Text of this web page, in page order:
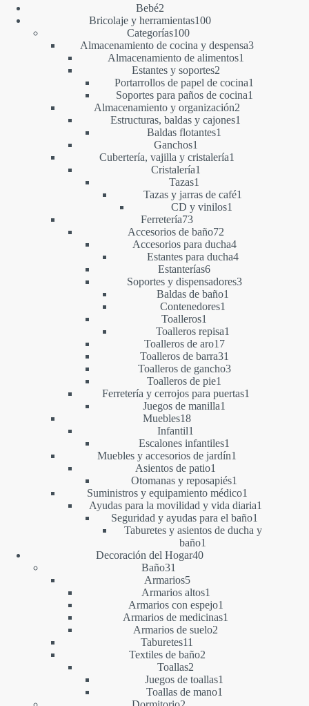
Bebé22
productos
Bricolaje y herramientas100100
Categorías100100
productos
Almacenamiento de cocina y despensa33
Almacenamiento de alimentos1
Estantes y soportes22
productos
Portarrollos de papel de cocina1
Soportes para paños de cocina1
Almacenamiento y organización2
Estructuras, baldas y cajones1
Baldas flotantes1
Ganchos1
producto
Cubertería, vajilla y cristalería1
Cristalería1
Tazas1
producto
Tazas y jarras de café1
CD y vinilos1
Ferretería7373
productos
Accesorios de baño7272
productos
Accesorios para ducha44
productos
Estantes para ducha44
Estanterías66
productos
Soportes y dispensadores33
Baldas de baño1
Contenedores1
Toalleros1
producto
Toalleros repisa1
Toalleros de aro1717
productos
Toalleros de barra31
productos
Toalleros de gancho33
Toalleros de pie1
producto
Ferretería y cerrojos para puertas1
Juegos de manilla1
Muebles1818
productos
Infantil1
producto
Escalones infantiles1
producto
Muebles y accesorios de jardín1
Asientos de patio1
producto
Otomanas y reposapiés1
producto
Suministros y equipamiento médico1
producto
Ayudas para la movilidad y vida diaria1
Seguridad y ayudas para el baño1
producto
Taburetes y asientos de ducha y
baño1
Decoración del Hogar4040
Baño31
productos
Armarios55
productos
Armarios altos1
producto
Armarios con espejo1
producto
Armarios de medicinas1
Armarios de suelo2
Taburetes11
productos
Textiles de baño22
Toallas2
productos
Juegos de toallas1
Toallas de mano1
2